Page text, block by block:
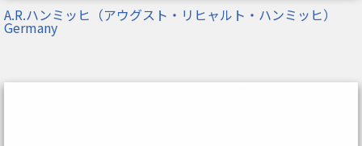
A.R.ハンミッヒ（アウグスト・リヒャルト・ハンミッヒ）
Germany